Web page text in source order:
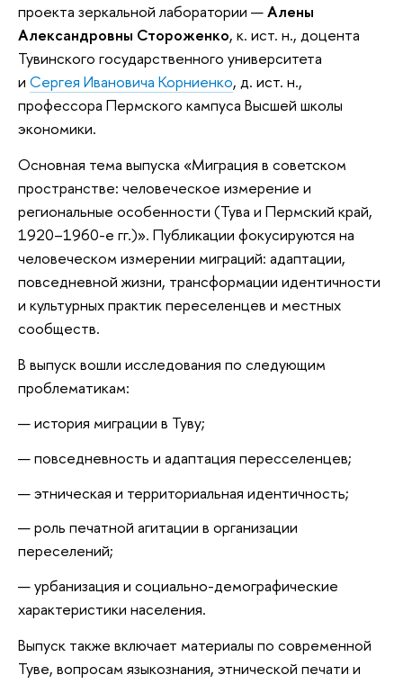
проекта зеркальной лаборатории —Алены
Александровны Стороженко, к. ист. н., доцента
Тувинского государственного университета
и Сергея Ивановича Корниенко, д. ист. н.,
профессора Пермского кампуса Высшей школы
экономики.
Основная тема выпуска «Миграция в советском
пространстве: человеческое измерение и
региональные особенности (Тува и Пермский край,
1920–1960-е гг.)». Публикации фокусируются на
человеческом измерении миграций: адаптации,
повседневной жизни, трансформации идентичности
и культурных практик переселенцев и местных
сообществ.
В выпуск вошли исследования по следующим
проблематикам:
история миграции в Туву;
повседневность и адаптация пересселенцев;
этническая и территориальная идентичность;
роль печатной агитации в организации
переселений;
урбанизация и социально-демографические
характеристики населения.
Выпуск также включает материалы по современной
Туве, вопросам языкознания, этнической печати и